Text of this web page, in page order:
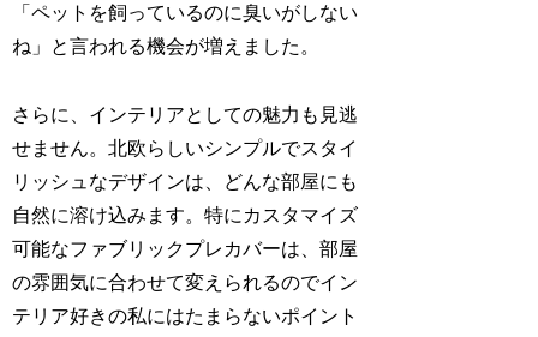
「ペットを飼っているのに臭いがしない
ね」と言われる機会が増えました。
さらに、インテリアとしての魅力も見逃
せません。北欧らしいシンプルでスタイ
リッシュなデザインは、どんな部屋にも
自然に溶け込みます。特にカスタマイズ
可能なファブリックプレカバーは、部屋
の雰囲気に合わせて変えられるのでイン
テリア好きの私にはたまらないポイント